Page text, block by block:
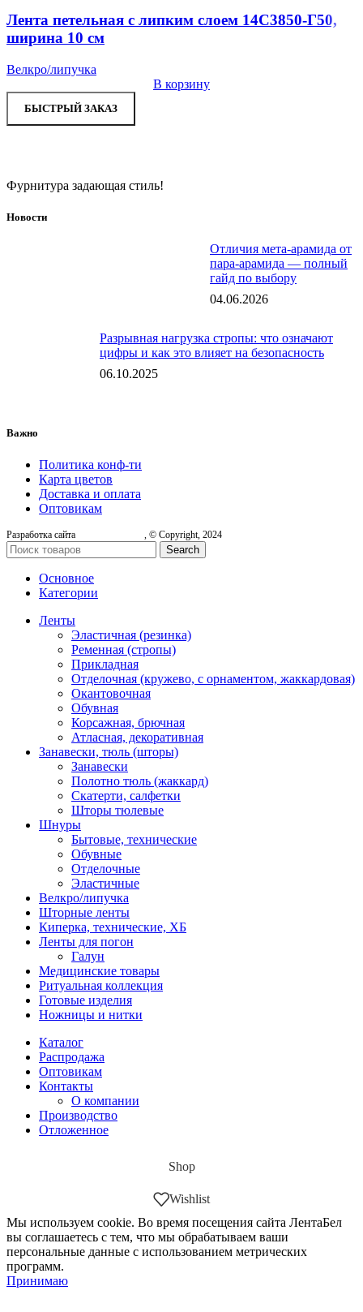
Лента петельная с липким слоем 14С3850-Г50,
ширина 10 см
Велкро/липучка
В корзину
БЫСТРЫЙ ЗАКАЗ
Фурнитура задающая стиль!
Новости
Отличия мета-арамида от
пара-арамида — полный
гайд по выбору
04.06.2026
Разрывная нагрузка стропы: что означают
цифры и как это влияет на безопасность
06.10.2025
Важно
Политика конф-ти
Карта цветов
Доставка и оплата
Оптовикам
Разработка сайта , © Copyright, 2024
Search
Основное
Категории
Ленты
Эластичная (резинка)
Ременная (стропы)
Прикладная
Отделочная (кружево, с орнаментом, жаккардовая)
Окантовочная
Обувная
Корсажная, брючная
Атласная, декоративная
Занавески, тюль (шторы)
Занавески
Полотно тюль (жаккард)
Скатерти, салфетки
Шторы тюлевые
Шнуры
Бытовые, технические
Обувные
Отделочные
Эластичные
Велкро/липучка
Шторные ленты
Киперка, технические, ХБ
Ленты для погон
Галун
Медицинские товары
Ритуальная коллекция
Готовые изделия
Ножницы и нитки
Каталог
Распродажа
Оптовикам
Контакты
О компании
Производство
Отложенное
Shop
Wishlist
Мы используем cookie. Во время посещения сайта ЛентаБел
вы соглашаетесь с тем, что мы обрабатываем ваши
персональные данные с использованием метрических
программ.
Принимаю